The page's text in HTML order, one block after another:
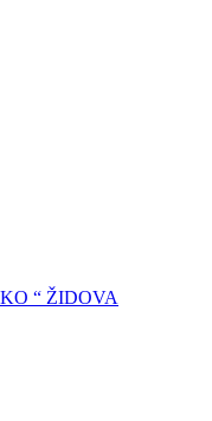
“ ŽIDOVA